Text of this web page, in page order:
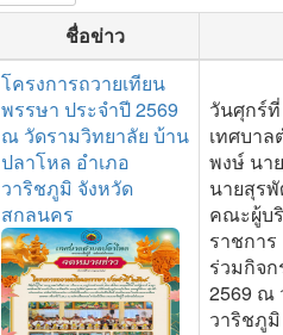
ชื่อข่าว
โครงการถวายเทียน
พรรษา ประจำปี 2569
ณ วัดรามวิทยาลัย บ้าน
ปลาโหล อำเภอ
วาริชภูมิ จังหวัด
สกลนคร
วันศุกร์ที่
เทศบา
พงษ์ นา
นายสุร
คณะผู้บ
ราชกา
ร่วมกิจ
2569 ณ
วาริชภู